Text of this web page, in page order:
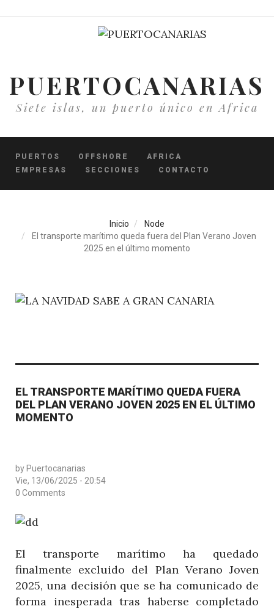
PUERTOCANARIAS
Siete islas, un puerto único en Africa
PUERTOS OFFSHORE
AFRICA
EMPRESAS
SECCIONES CONTACTO
Inicio
Node
El transporte marítimo queda fuera del Plan Verano Joven
2025 en el último momento
EL TRANSPORTE MARÍTIMO QUEDA FUERA
DEL PLAN VERANO JOVEN 2025 EN EL ÚLTIMO
MOMENTO
by Puertocanarias
Vie, 13/06/2025 - 20:54
0 Comments
El transporte marítimo ha quedado
finalmente excluido del Plan Verano Joven
2025, una decisión que se ha comunicado de
forma inesperada tras haberse completado